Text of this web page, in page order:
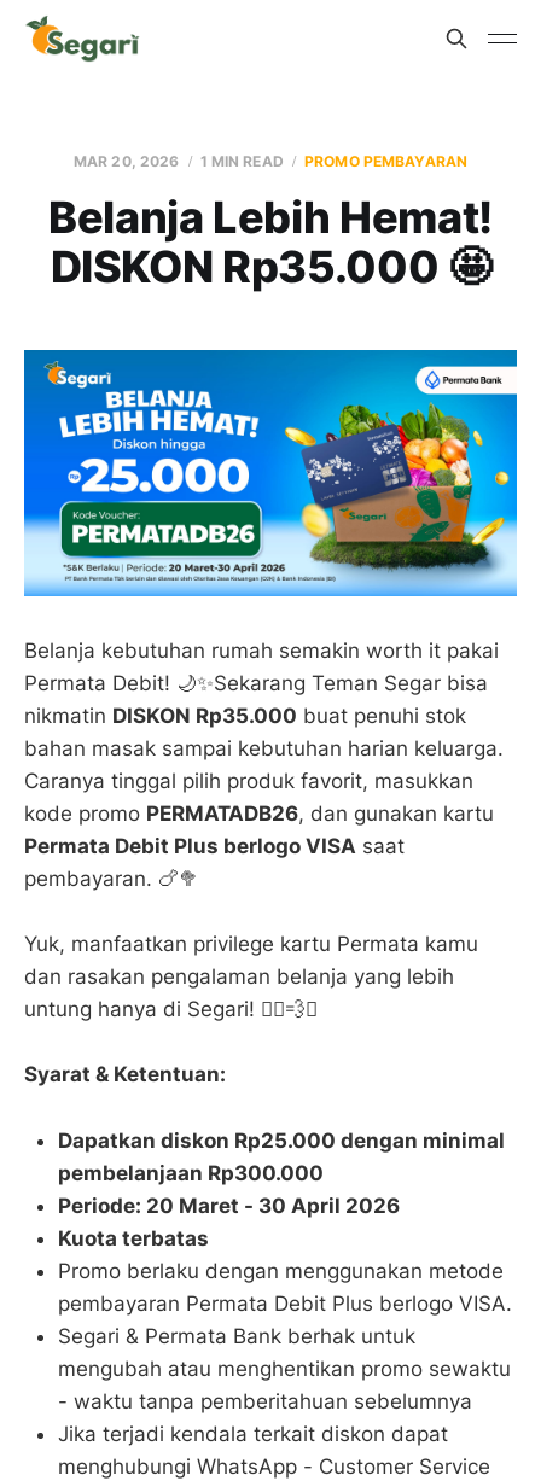
MAR 20, 2026 1 MIN READ PROMO PEMBAYARAN
Belanja Lebih Hemat!
DISKON Rp35.000 🤩
Belanja kebutuhan rumah semakin worth it pakai
Permata Debit! 🌙✨Sekarang Teman Segar bisa
nikmatin DISKON Rp35.000 buat penuhi stok
bahan masak sampai kebutuhan harian keluarga.
Caranya tinggal pilih produk favorit, masukkan
kode promo PERMATADB26, dan gunakan kartu
Permata Debit Plus berlogo VISA saat
pembayaran. 🍗🥦
Yuk, manfaatkan privilege kartu Permata kamu
dan rasakan pengalaman belanja yang lebih
untung hanya di Segari! 🏃‍♂️💨✨
Syarat & Ketentuan:
Dapatkan diskon Rp25.000 dengan minimal
pembelanjaan Rp300.000
Periode: 20 Maret - 30 April 2026
Kuota terbatas
Promo berlaku dengan menggunakan metode
pembayaran Permata Debit Plus berlogo VISA.
Segari & Permata Bank berhak untuk
mengubah atau menghentikan promo sewaktu
- waktu tanpa pemberitahuan sebelumnya
Jika terjadi kendala terkait diskon dapat
menghubungi WhatsApp - Customer Service